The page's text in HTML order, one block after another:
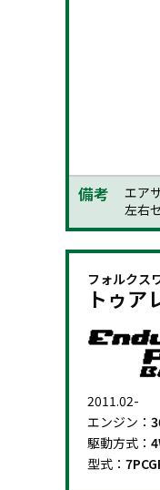
備考
エア
左右
フォルクス
トゥア
2011.02-
エンジン：
駆動方式：
型式：